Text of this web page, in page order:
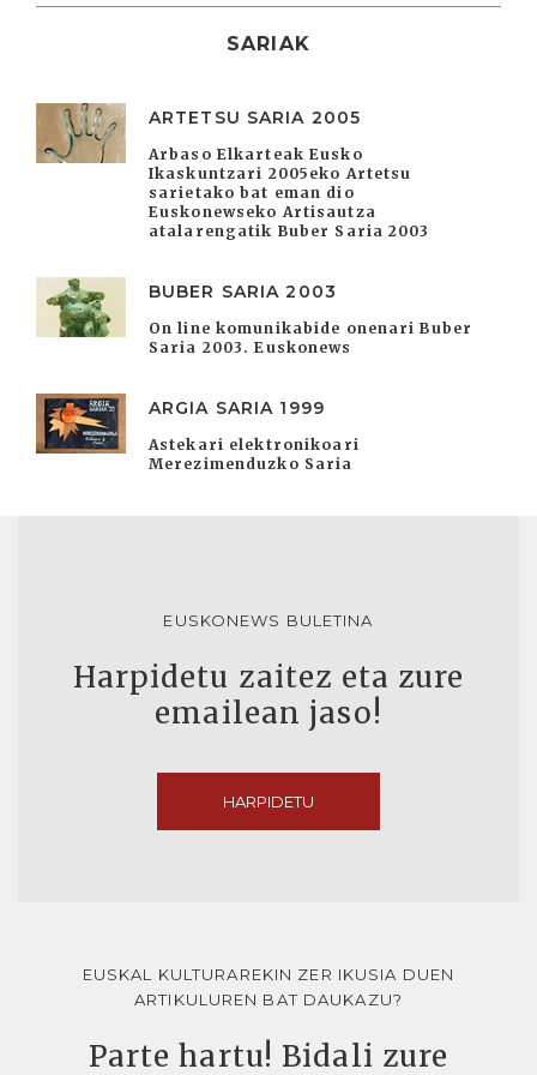
SARIAK
ARTETSU SARIA 2005
Arbaso Elkarteak Eusko
Ikaskuntzari 2005eko Artetsu
sarietako bat eman dio
Euskonewseko Artisautza
atalarengatik Buber Saria 2003
BUBER SARIA 2003
On line komunikabide onenari Buber
Saria 2003. Euskonews
ARGIA SARIA 1999
Astekari elektronikoari
Merezimenduzko Saria
EUSKONEWS BULETINA
Harpidetu zaitez eta zure
emailean jaso!
HARPIDETU
EUSKAL KULTURAREKIN ZER IKUSIA DUEN
ARTIKULUREN BAT DAUKAZU?
Parte hartu! Bidali zure